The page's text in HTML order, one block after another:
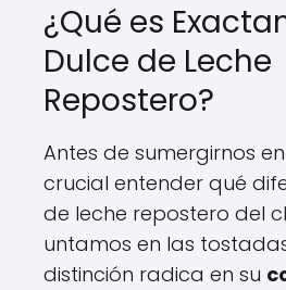
¿Qué es
Dulce de Leche
Repostero?
Antes de sumergirnos
crucial entender qué
de leche repostero del
untamos en las
distinción radica en su